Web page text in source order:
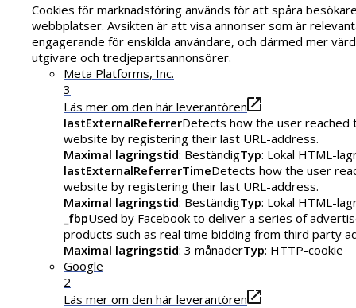
Cookies för marknadsföring används för att spåra
webbplatser. Avsikten är att visa annonser som är
engagerande för enskilda användare, och därmed mer
utgivare och tredjepartsannonsörer.
Meta Platforms, Inc.
3
Läs mer om den här leverantören
lastExternalReferrerDetects how the user reached
website by registering their last URL-address.
Maximal lagringstid: BeständigTyp: Lokal HTML-
lastExternalReferrerTimeDetects how the user
website by registering their last URL-address.
Maximal lagringstid: BeständigTyp: Lokal HTML-
_fbpUsed by Facebook to deliver a series of
products such as real time bidding from third party
Maximal lagringstid: 3 månaderTyp: HTTP-cookie
Google
2
Läs mer om den här leverantören